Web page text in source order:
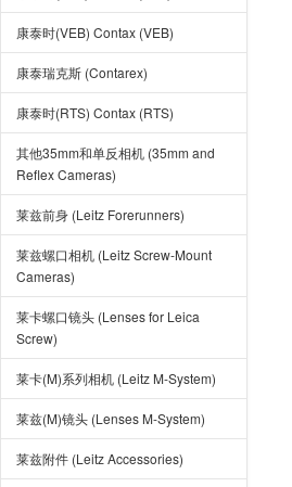
康泰时(VEB) Contax (VEB)
康泰瑞克斯 (Contarex)
康泰时(RTS) Contax (RTS)
其他35mm和单反相机 (35mm and
Reflex Cameras)
莱兹前身 (Leitz Forerunners)
莱兹螺口相机 (Leitz Screw-Mount
Cameras)
莱卡螺口镜头 (Lenses for Leica
Screw)
莱卡(M)系列相机 (Leitz M-System)
莱兹(M)镜头 (Lenses M-System)
莱兹附件 (Leitz Accessories)